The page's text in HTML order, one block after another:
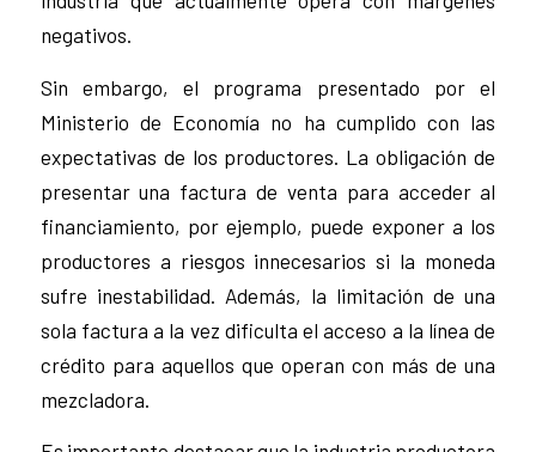
negativos.
Sin embargo, el programa presentado por el
Ministerio de Economía no ha cumplido con las
expectativas de los productores. La obligación de
presentar una factura de venta para acceder al
financiamiento, por ejemplo, puede exponer a los
productores a riesgos innecesarios si la moneda
sufre inestabilidad. Además, la limitación de una
sola factura a la vez dificulta el acceso a la línea de
crédito para aquellos que operan con más de una
mezcladora.